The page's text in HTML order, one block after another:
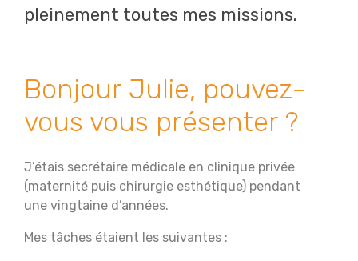
pleinement toutes mes missions.
Bonjour Julie, pouvez-
vous vous présenter ?
J’étais secrétaire médicale en clinique privée
(maternité puis chirurgie esthétique) pendant
une vingtaine d’années.
Mes tâches étaient les suivantes :